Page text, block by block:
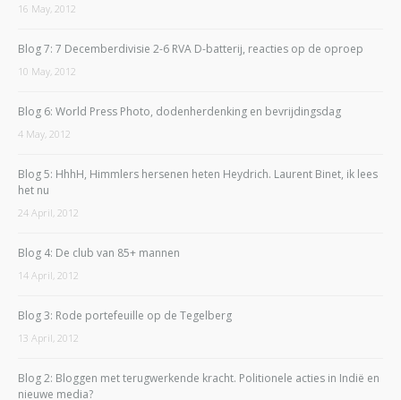
16 May, 2012
Blog 7: 7 Decemberdivisie 2-6 RVA D-batterij, reacties op de oproep
10 May, 2012
Blog 6: World Press Photo, dodenherdenking en bevrijdingsdag
4 May, 2012
Blog 5: HhhH, Himmlers hersenen heten Heydrich. Laurent Binet, ik lees
het nu
24 April, 2012
Blog 4: De club van 85+ mannen
14 April, 2012
Blog 3: Rode portefeuille op de Tegelberg
13 April, 2012
Blog 2: Bloggen met terugwerkende kracht. Politionele acties in Indië en
nieuwe media?